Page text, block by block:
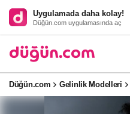
Uygulamada daha kolay!
Düğün.com uygulamasında aç
Düğün.com Gelinlik Modelleri